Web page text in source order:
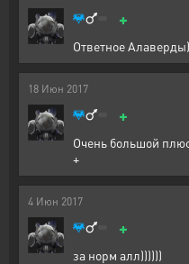
+
Ответное
18 Июн 2017
+
Очень большой
+
4 Июн 2017
+
за норм алл))))))